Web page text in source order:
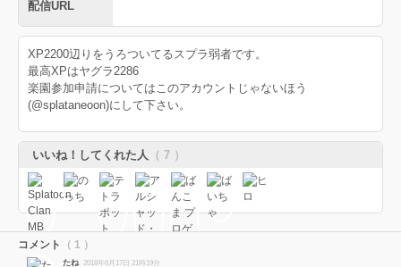
配信URL
XP2200辺りをうろついてるスプラ弱者です。
最高XPはヤグラ2286
楽園参加申請についてはこのアカウントじゃないほう
(@splataneoon)にして下さい。
いいね！してくれた人 （ 7 ）
コメント （ 1 ）
たね 2018年6月17日 21時19分